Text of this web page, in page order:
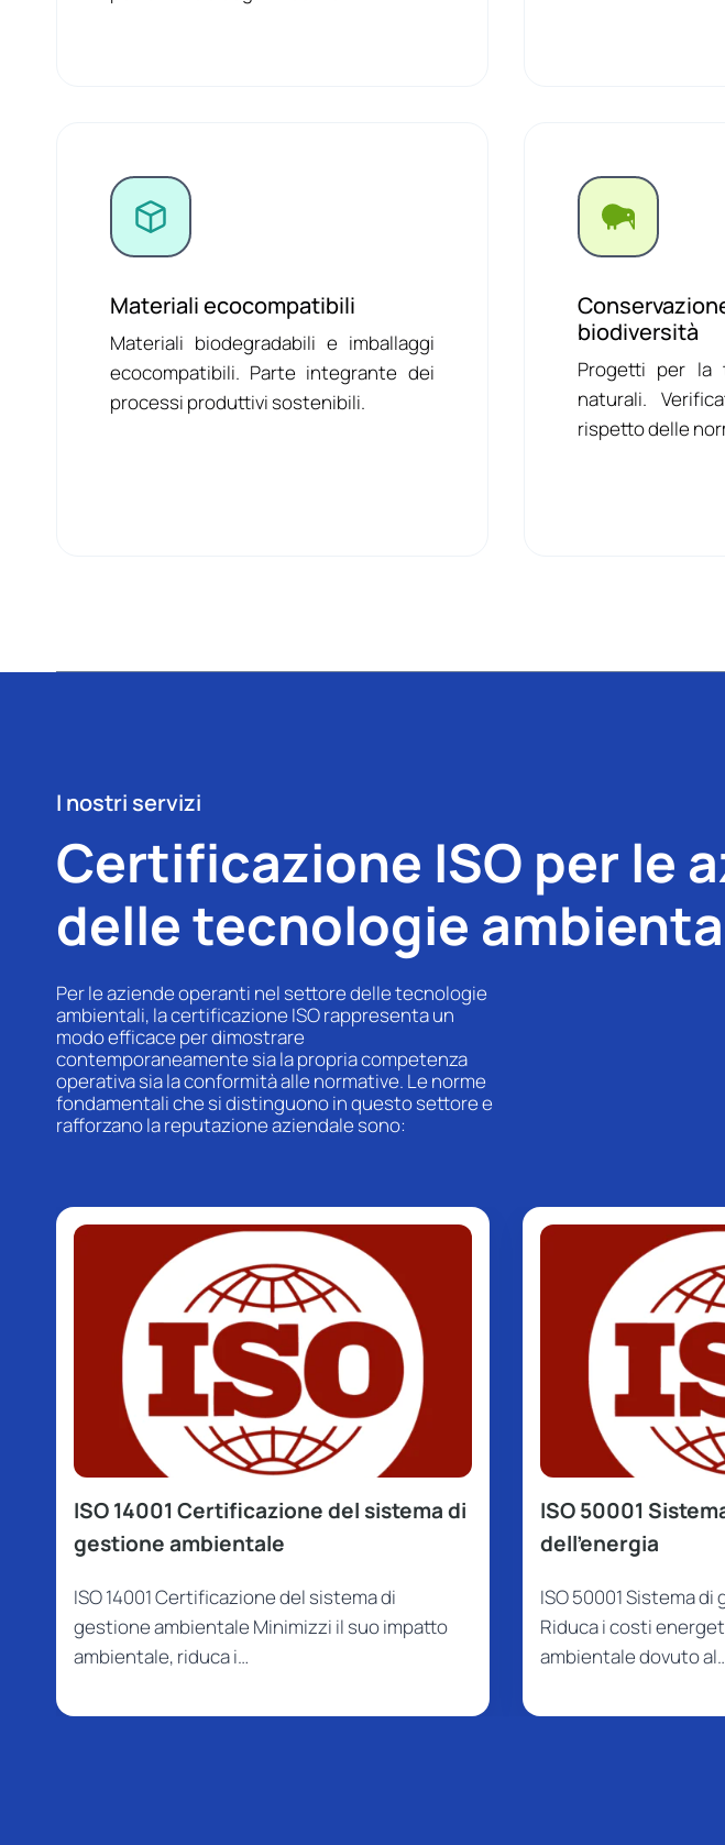
Materiali ecocompatibili
Materiali biodegradabili e imballaggi
ecocompatibili. Parte integrante dei
processi produttivi sostenibili.
biodiversità
Progetti per la
naturali.
rispetto delle
I nostri servizi
Certificazione ISO per le
delle tecnologie
Per le aziende operanti nel settore delle tecnologie
ambientali, la certificazione ISO rappresenta un
modo efficace per dimostrare
contemporaneamente sia la propria competenza
operativa sia la conformità alle normative. Le norme
fondamentali che si distinguono in questo settore e
rafforzano la reputazione aziendale sono:
ISO 14001 Certificazione del sistema di
gestione ambientale
ISO 14001 Certificazione del sistema di
gestione ambientale Minimizzi il suo impatto
ambientale, riduca i…
ISO 50001
dell’energia
ISO 50001 Sistema
Riduca i costi
ambientale dovuto